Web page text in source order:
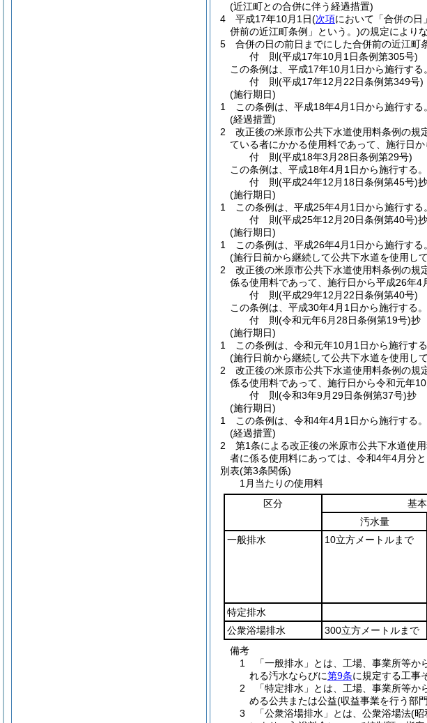
(近江町との合併に伴う経過措置)
4
平成17年10月1日(次項において「合併の日
併前の近江町条例」という。)の規定により
5
合併の日の前日までにした合併前の近江町
付 則(平成17年10月1日条例第305号)
この条例は、平成17年10月1日から施行する。
付 則(平成17年12月22日条例第349号)
(施行期日)
1
この条例は、平成18年4月1日から施行する。
(経過措置)
2
改正後の米原市公共下水道使用料条例の規
ている者にかかる使用料であって、施行日
付 則(平成18年3月28日条例第29号)
この条例は、平成18年4月1日から施行する。
付 則(平成24年12月18日条例第45号)抄
(施行期日)
1
この条例は、平成25年4月1日から施行する。
付 則(平成25年12月20日条例第40号)抄
(施行期日)
1
この条例は、平成26年4月1日から施行する。
(施行日前から継続して公共下水道を使用し
2
改正後の米原市公共下水道使用料条例の規
係る使用料であって、施行日から平成26年4
付 則(平成29年12月22日条例第40号)
この条例は、平成30年4月1日から施行する。
付 則(令和元年6月28日条例第19号)抄
(施行期日)
1
この条例は、令和元年10月1日から施行する
(施行日前から継続して公共下水道を使用し
2
改正後の米原市公共下水道使用料条例の規
係る使用料であって、施行日から令和元年
付 則(令和3年9月29日条例第37号)抄
(施行期日)
1
この条例は、令和4年4月1日から施行する。
(経過措置)
2
第1条による改正後の米原市公共下水道使
者に係る使用料にあっては、令和4年4月分
別表(第3条関係)
1月当たりの使用料
区分
基
汚水量
一般排水
10立方メートルまで
特定排水
公衆浴場排水
300立方メートルまで
備考
1 「一般排水」とは、工場、事業所等か
れる汚水ならびに第9条に規定する工事
2 「特定排水」とは、工場、事業所等か
める公共または公益(収益事業を行う部
3 「公衆浴場排水」とは、公衆浴場法(昭